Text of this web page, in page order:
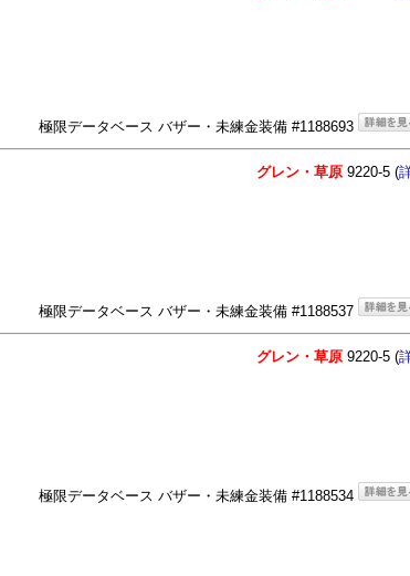
極限データベース バザー・未練金装備 #1188693
グレン・草原 9220-5 (
極限データベース バザー・未練金装備 #1188537
グレン・草原 9220-5 (
極限データベース バザー・未練金装備 #1188534